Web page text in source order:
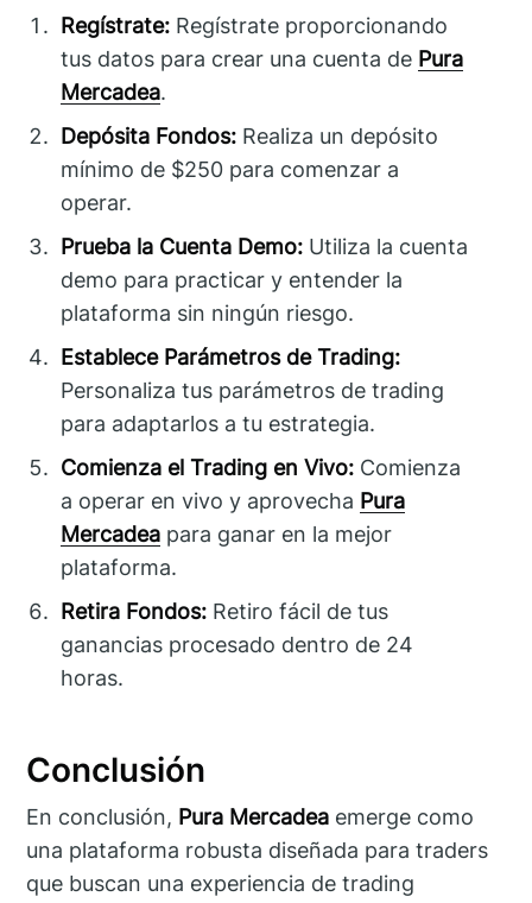
Regístrate: Regístrate proporcionando
tus datos para crear una cuenta de Pura
Mercadea.
Depósita Fondos: Realiza un depósito
mínimo de $250 para comenzar a
operar.
Prueba la Cuenta Demo: Utiliza la cuenta
demo para practicar y entender la
plataforma sin ningún riesgo.
Establece Parámetros de Trading:
Personaliza tus parámetros de trading
para adaptarlos a tu estrategia.
Comienza el Trading en Vivo: Comienza
a operar en vivo y aprovecha Pura
Mercadea para ganar en la mejor
plataforma.
Retira Fondos: Retiro fácil de tus
ganancias procesado dentro de 24
horas.
Conclusión
En conclusión, Pura Mercadea emerge como
una plataforma robusta diseñada para traders
que buscan una experiencia de trading